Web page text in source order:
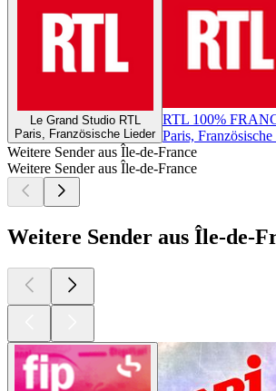
Le Grand Studio RTL
Paris, Französische Lieder
RTL 100%
Paris,
Weitere Sender aus Île-de-France
Weitere Sender aus Île-de-France
Weitere Sender aus Île-de-